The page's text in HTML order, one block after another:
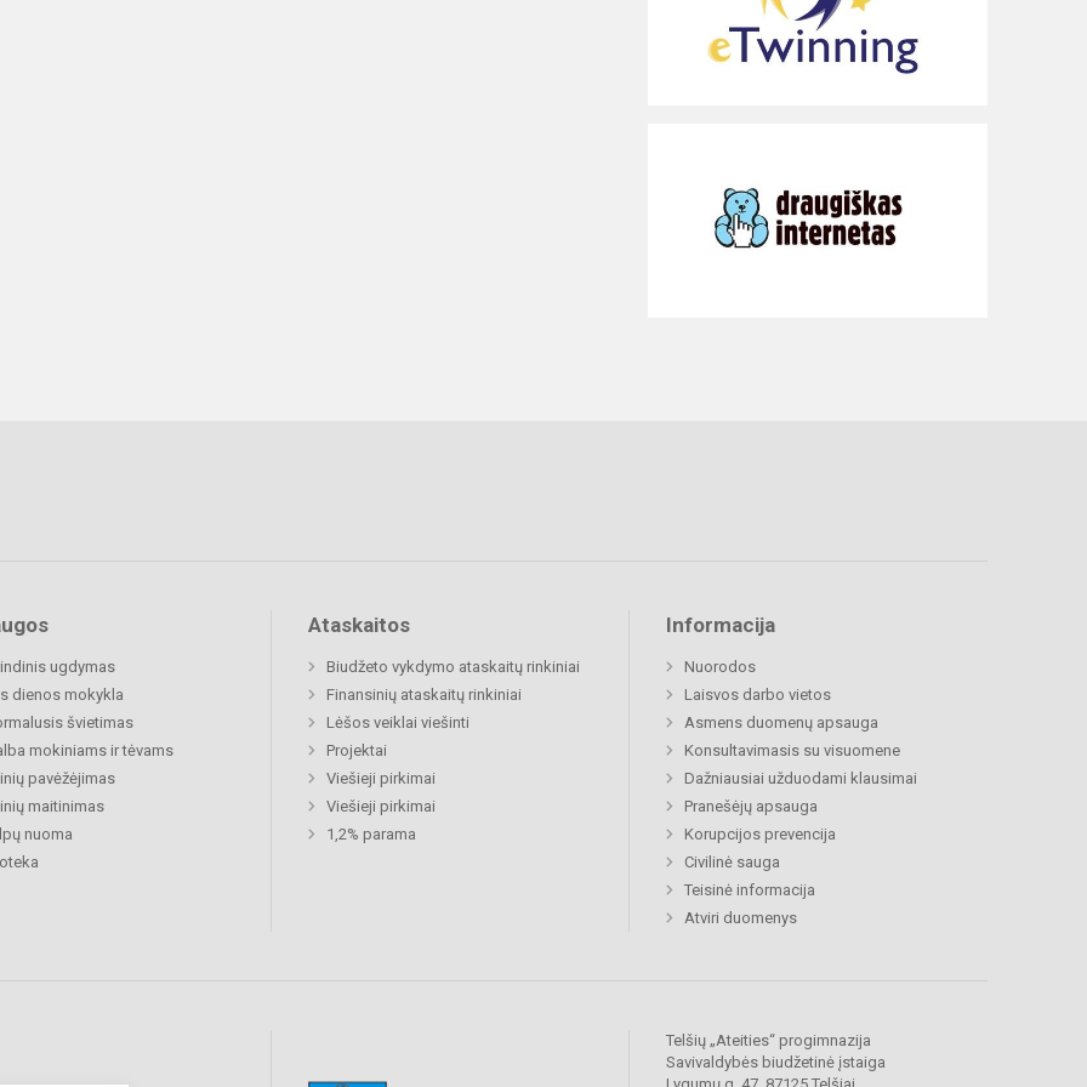
ugdymas
dienos mokykla
švietimas
mokiniams ir tėvams
pavėžėjimas
maitinimas
nuoma
Ataskaitos
Biudžeto vykdymo ataskaitų rinkiniai
Finansinių ataskaitų rinkiniai
Lėšos veiklai viešinti
Projektai
Viešieji pirkimai
Viešieji pirkimai
1,2% parama
Informacija
Nuorodos
Laisvos darbo vietos
Asmens duomenų apsauga
Konsultavimasis su visuomene
Dažniausiai užduodami klausimai
Pranešėjų apsauga
Korupcijos prevencija
Civilinė sauga
Teisinė informacija
Atviri duomenys
Telšių „Ateities“ progimnazija
Savivaldybės biudžetinė įstaiga